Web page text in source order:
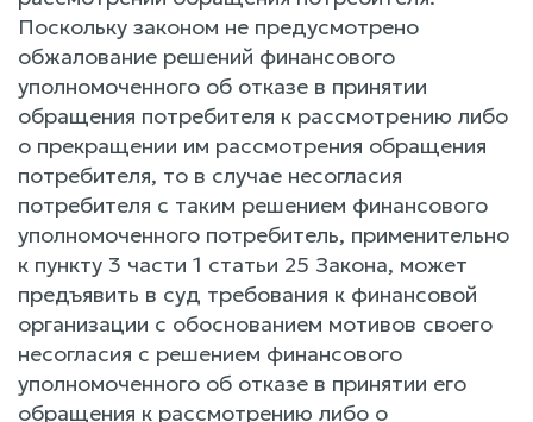
Поскольку законом не предусмотрено
обжалование решений финансового
уполномоченного об отказе в принятии
обращения потребителя к рассмотрению либо
о прекращении им рассмотрения обращения
потребителя, то в случае несогласия
потребителя с таким решением финансового
уполномоченного потребитель, применительно
к пункту 3 части 1 статьи 25 Закона, может
предъявить в суд требования к финансовой
организации с обоснованием мотивов своего
несогласия с решением финансового
уполномоченного об отказе в принятии его
обращения к рассмотрению либо о